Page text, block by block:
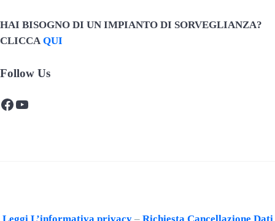
HAI BISOGNO DI UN IMPIANTO DI SORVEGLIANZA?
CLICCAQUI
Follow Us
Facebook
YouTube